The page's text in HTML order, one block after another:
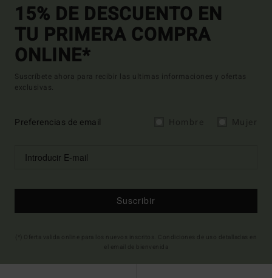
15% DE DESCUENTO EN
TU PRIMERA COMPRA
ONLINE*
Suscríbete ahora para recibir las ultimas informaciones y ofertas
exclusivas.
Preferencias de email
Suscribir